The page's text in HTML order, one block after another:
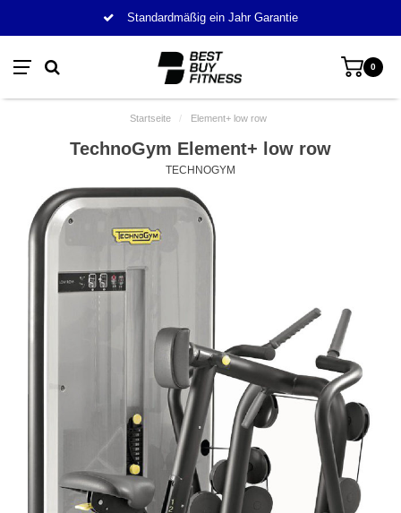
Standardmäßig ein Jahr Garantie
0
Startseite / Element+ low row
TechnoGym Element+ low row
TECHNOGYM